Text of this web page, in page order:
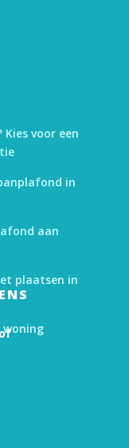
voor een
in
aan
plaatsen in
woning